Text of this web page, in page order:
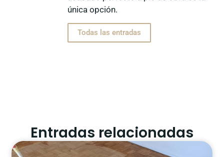
única opción.
Todas las entradas
Entradas relacionadas